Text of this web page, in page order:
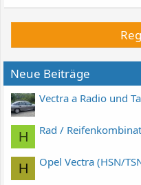
Neue Beiträge
Vectra a Radio und
H Rad /
H Opel Vectra (HSN/